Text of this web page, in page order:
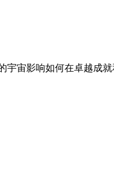
宙影响如何在卓越成